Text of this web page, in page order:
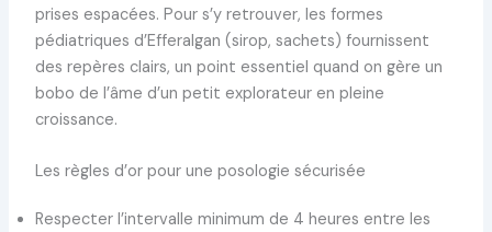
prises espacées. Pour s’y retrouver, les formes
pédiatriques d’Efferalgan (sirop, sachets) fournissent
des repères clairs, un point essentiel quand on gère un
bobo de l’âme d’un petit explorateur en pleine
croissance.
Les règles d’or pour une posologie sécurisée
Respecter l’intervalle minimum de 4 heures entre les